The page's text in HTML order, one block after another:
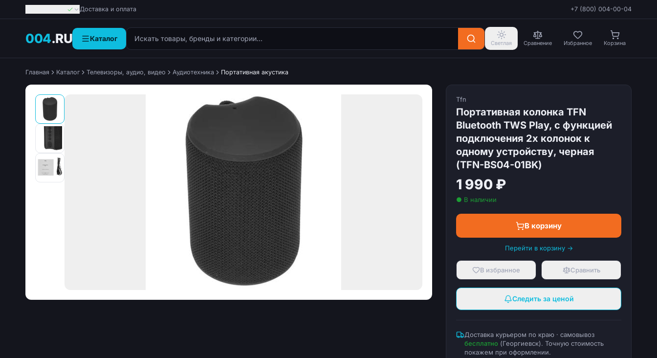
Доставка и оплата +7 (800) 004-00-04
004.RU Каталог
Поиск товаров
Светлая Сравнение Избранное Корзина
Главная Каталог Телевизоры, аудио, видео Аудиотехника Портативная акустика
Tfn
Портативная колонка TFN
Bluetooth TWS Play, c функцией
подключения 2х колонок к
одному устройству, черная
(TFN-BS04-01BK)
1 990 ₽
● В наличии
В корзину
Перейти в корзину →
В избранное Сравнить
Следить за ценой
Доставка курьером по краю · самовывоз
бесплатно (Георгиевск). Точную стоимость
покажем при оформлении.